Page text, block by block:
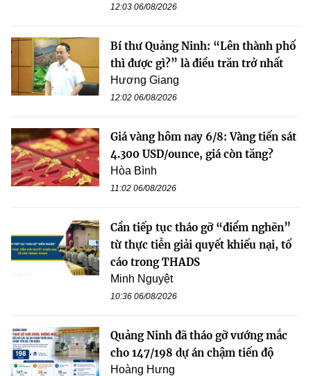
12:03 06/08/2026
Bí thư Quảng Ninh: “Lên thành phố
thì được gì?” là điều trăn trở nhất
Hương Giang
12:02 06/08/2026
Giá vàng hôm nay 6/8: Vàng tiến sát
4.300 USD/ounce, giá còn tăng?
Hòa Bình
11:02 06/08/2026
Cần tiếp tục tháo gỡ “điểm nghẽn”
từ thực tiễn giải quyết khiếu nại, tố
cáo trong THADS
Minh Nguyệt
10:36 06/08/2026
Quảng Ninh đã tháo gỡ vướng mắc
cho 147/198 dự án chậm tiến độ
Hoàng Hưng